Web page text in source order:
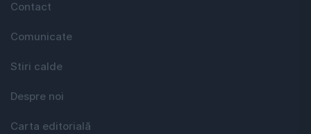
Contact
Comunicate
Stiri calde
Despre noi
Carta editorială